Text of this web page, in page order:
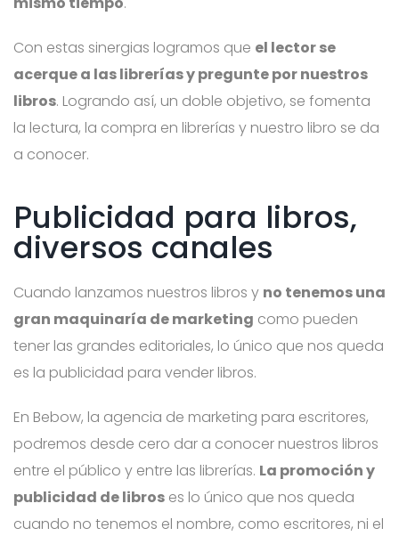
Con estas sinergias logramos que el lector se
acerque a las librerías y pregunte por nuestros
libros. Logrando así, un doble objetivo, se fomenta
la lectura, la compra en librerías y nuestro libro se da
a conocer.
Publicidad para libros,
diversos canales
Cuando lanzamos nuestros libros y no tenemos una
gran maquinaría de marketing como pueden
tener las grandes editoriales, lo único que nos queda
es la publicidad para vender libros.
En Bebow, la agencia de marketing para escritores,
podremos desde cero dar a conocer nuestros libros
entre el público y entre las librerías. La promoción y
publicidad de libros es lo único que nos queda
cuando no tenemos el nombre, como escritores, ni el